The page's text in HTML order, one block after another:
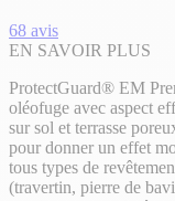
68 avis
EN SAVOIR PLUS
ProtectGuard® EM
oléofuge avec aspect
sur sol et terrasse
pour donner un effet
tous types de
(travertin, pierre de